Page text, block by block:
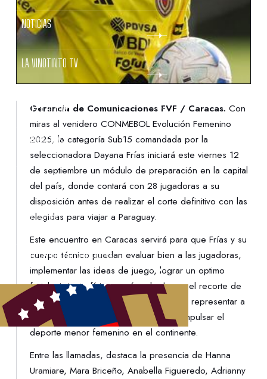
NOTICIAS
LA VINOTINTO TV
NOTIFICACIONES
NORMATIVAS
CONTACTO
DENUNCIAS
PROTECCIÓN DE LA INFANCIA
Gerencia de Comunicaciones FVF / Caracas. Con
miras al venidero CONMEBOL Evolución Femenino
2025, la categoría Sub15 comandada por la
seleccionadora Dayana Frías iniciará este viernes 12
de septiembre un módulo de preparación en la capital
del país, donde contará con 28 jugadoras a su
disposición antes de realizar el corte definitivo con las
elegidas para viajar a Paraguay.
Este encuentro en Caracas servirá para que Frías y su
cuerpo técnico puedan evaluar bien a las jugadoras,
implementar las ideas de juego, lograr un optimo
fortalecimiento físico y así poder hacer el recorte de
quienes serán las elegidas para viajar y representar a
Venezuela en este torneo que busca impulsar el
deporte menor femenino en el continente.
Entre las llamadas, destaca la presencia de Hanna
Uramiare, Mara Briceño, Anabella Figueredo, Adrianny